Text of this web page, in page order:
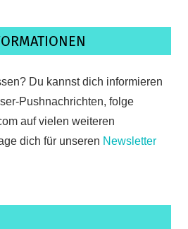
Du kannst dich informieren
Pushnachrichten, folge
auf vielen weiteren
dich für unseren Newsletter